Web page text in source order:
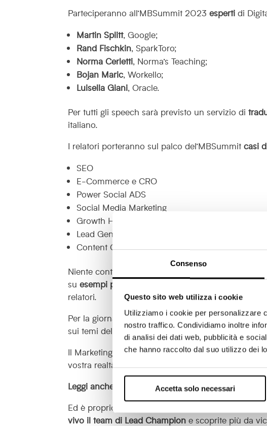
Consenso
Questo sito web utilizza i cookie
Utilizziamo i cookie per personalizzare
nostro traffico. Condividiamo inoltre
di analisi dei dati web, pubblicità e
che hanno raccolto dal suo utilizzo dei
Accetta solo necessari
Parteciperanno all’MBSummit 2023espertidi
Martin Splitt, Google;
Rand Fischkin, SparkToro;
Norma Cerletti, Norma’s Teaching;
Bojan Maric, Workello;
Luisella Giani, Oracle.
Per tutti gli speech sarà previsto un servizio di
italiano.
I relatori porteranno sul palco del’MBSummitcasi
SEO
E-Commerce e CRO
Power Social ADS
Social Media Marketing
Growth Hacking
Lead Generation
Content Creation
Niente contenuti autopromozionali e privi di
suesempi pratici e facilmente replicabili
relatori.
Per la giornata del18 maggio 2023sono inoltre
sui temi delle Campagne ADV e della Search
Il Marketing Business Summit è un’occasione
vostra realtà aziendale, ma anche per fare
Leggi anche:
Come trovare nuove aziende B2B
Ed è proprio al nostro stand che potrete trovarci in
vivo il team di Lead Champion e scoprite più da